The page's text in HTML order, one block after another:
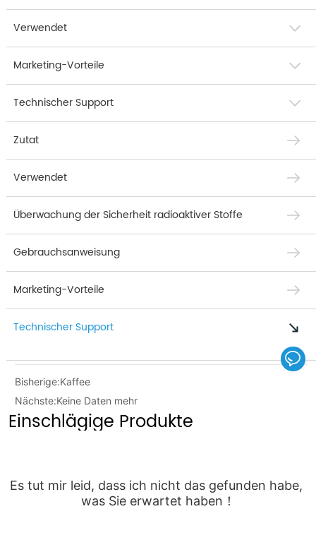
Verwendet
Marketing-Vorteile
Technischer Support
Zutat
Verwendet
Überwachung der Sicherheit radioaktiver Stoffe
Gebrauchsanweisung
Marketing-Vorteile
Technischer Support
Bisherige:Kaffee
Nächste:Keine Daten mehr
Einschlägige Produkte
Es tut mir leid, dass ich nicht das gefunden habe,
was Sie erwartet haben！